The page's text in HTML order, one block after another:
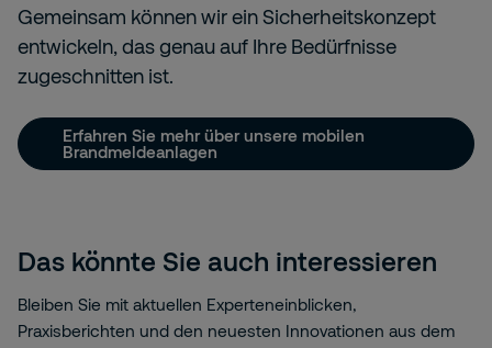
Gemeinsam können wir ein Sicherheitskonzept
entwickeln, das genau auf Ihre Bedürfnisse
zugeschnitten ist.
Erfahren Sie mehr über unsere mobilen
Brandmeldeanlagen
Das könnte Sie auch interessieren
Bleiben Sie mit aktuellen Experteneinblicken,
Praxisberichten und den neuesten Innovationen aus dem